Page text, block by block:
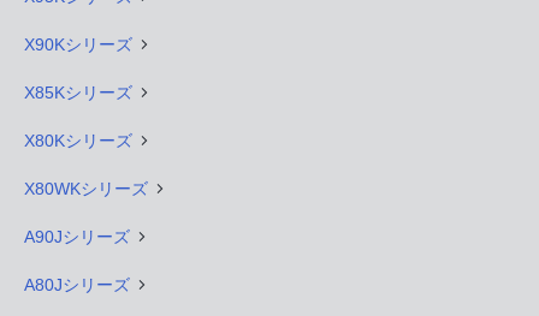
X90Kシリーズ
X85Kシリーズ
X80Kシリーズ
X80WKシリーズ
A90Jシリーズ
A80Jシリーズ